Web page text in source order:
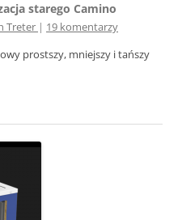
starego Camino
Treter | 19 komentarzy
prostszy, mniejszy i tańszy